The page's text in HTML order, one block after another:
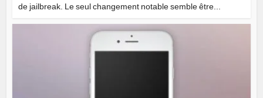
de jailbreak. Le seul changement notable semble être...